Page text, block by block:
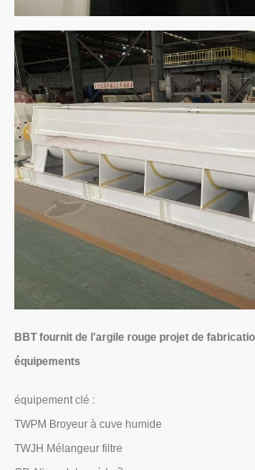
BBT fournit de l'argile rouge projet de
équipements
équipement clé :
TWPM Broyeur à cuve humide
TWJH Mélangeur filtre